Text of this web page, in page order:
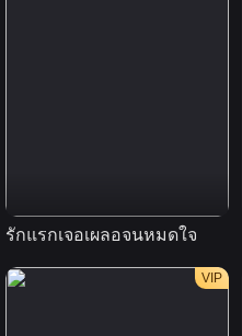
รักแรกเจอเผลอจนหมดใจ
VIP